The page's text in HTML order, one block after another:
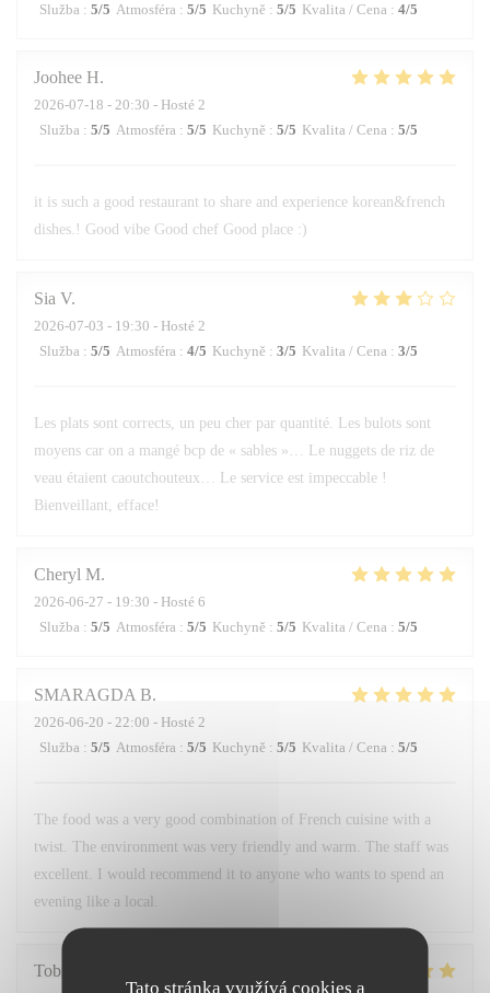
Tato stránka využívá cookies a
Služba : 5/5 Atmosféra : 5/5 Kuchyně : 5/5 Kvalita / Cena : 4/5
Joohee H
2026-07-18 - 20:30 - Hosté 2
Služba : 5/5 Atmosféra : 5/5 Kuchyně : 5/5 Kvalita / Cena : 5/5
it is such a good restaurant to share and experience korean&french
dishes.! Good vibe Good chef Good place :)
Sia V
2026-07-03 - 19:30 - Hosté 2
Služba : 5/5 Atmosféra : 4/5 Kuchyně : 3/5 Kvalita / Cena : 3/5
Les plats sont corrects, un peu cher par quantité. Les bulots sont
moyens car on a mangé bcp de « sables »… Le nuggets de riz de
veau étaient caoutchouteux… Le service est impeccable !
Bienveillant, efface!
Cheryl M
2026-06-27 - 19:30 - Hosté 6
Služba : 5/5 Atmosféra : 5/5 Kuchyně : 5/5 Kvalita / Cena : 5/5
SMARAGDA B
2026-06-20 - 22:00 - Hosté 2
Služba : 5/5 Atmosféra : 5/5 Kuchyně : 5/5 Kvalita / Cena : 5/5
The food was a very good combination of French cuisine with a
twist. The environment was very friendly and warm. The staff was
excellent. I would recommend it to anyone who wants to spend an
evening like a local.
Tobias